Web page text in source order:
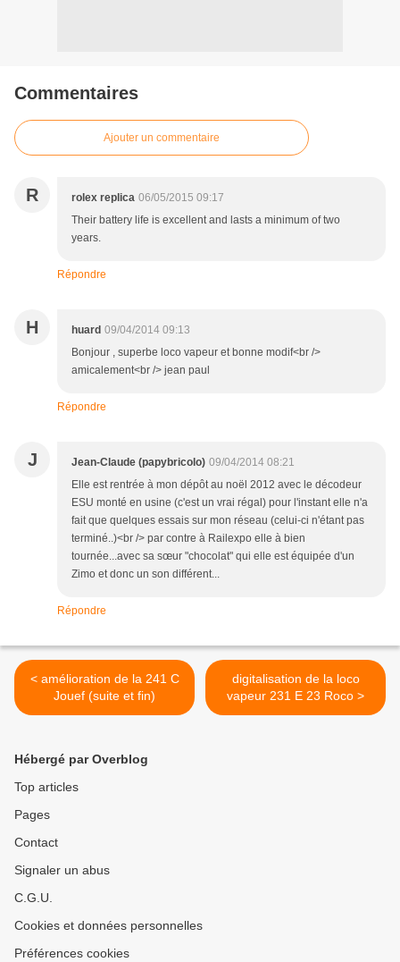
Commentaires
Ajouter un commentaire
R rolex replica 06/05/2015 09:17
Their battery life is excellent and lasts a minimum of two
years.
Répondre
H huard 09/04/2014 09:13
Bonjour , superbe loco vapeur et bonne modif<br />
amicalement<br /> jean paul
Répondre
J Jean-Claude (papybricolo) 09/04/2014 08:21
Elle est rentrée à mon dépôt au noël 2012 avec le décodeur
ESU monté en usine (c'est un vrai régal) pour l'instant elle n'a
fait que quelques essais sur mon réseau (celui-ci n'étant pas
terminé..)<br /> par contre à Railexpo elle à bien
tournée...avec sa sœur "chocolat" qui elle est équipée d'un
Zimo et donc un son différent...
Répondre
< amélioration de la 241 C
Jouef (suite et fin)
digitalisation de la loco
vapeur 231 E 23 Roco >
Hébergé par Overblog
Top articles
Pages
Contact
Signaler un abus
C.G.U.
Cookies et données personnelles
Préférences cookies